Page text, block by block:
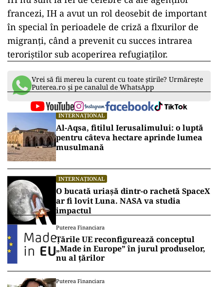
francezi, IH a avut un rol deosebit de important
în special în perioadele de criză a flxurilor de
migranţi, când a prevenit cu succes intrarea
teroriștilor sub acoperirea refugiaților.
Vrei să fii mereu la curent cu toate știrile? Urmărește
Puterea.ro și pe canalul de WhatsApp
INTERNAȚIONAL
Al-Aqsa, fitilul Ierusalimului: o luptă
pentru câteva hectare aprinde lumea
musulmană
INTERNAȚIONAL
O bucată uriașă dintr-o rachetă SpaceX
ar fi lovit Luna. NASA va studia
impactul
Puterea Financiara
Țările UE reconfigurează conceptul
„Made in Europe” în jurul produselor,
nu al țărilor
Puterea Financiara